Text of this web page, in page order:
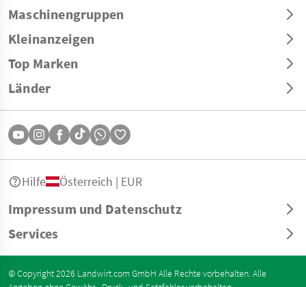
Maschinengruppen
Kleinanzeigen
Top Marken
Länder
Impressum und Datenschutz
Services
Hilfe Österreich | EUR
© Copyright 2026 Landwirt.com GmbH Alle Rechte vorbehalten. Alle